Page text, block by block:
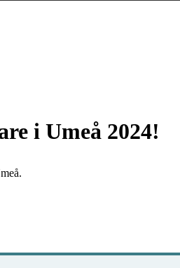
i Umeå 2024!